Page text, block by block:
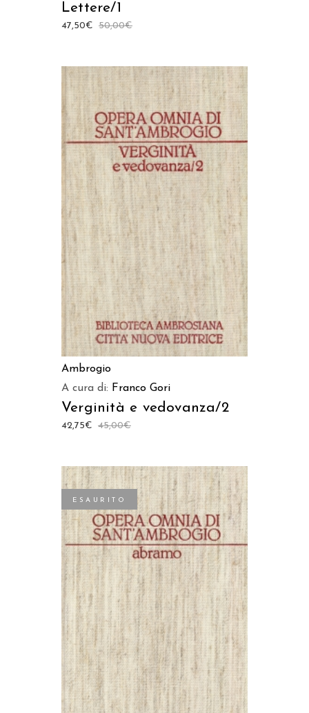
Lettere/1
50,00€
47,50€
AGGIUNGI AL CARRELLO
Ambrogio
A cura di: Franco Gori
Verginità e vedovanza/2
45,00€
42,75€
ESAURITO
LEGGI TUTTO